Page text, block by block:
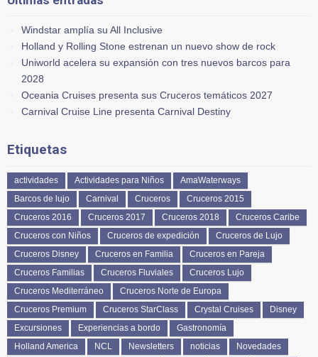
Windstar amplía su All Inclusive
Holland y Rolling Stone estrenan un nuevo show de rock
Uniworld acelera su expansión con tres nuevos barcos para
2028
Oceania Cruises presenta sus Cruceros temáticos 2027
Carnival Cruise Line presenta Carnival Destiny
Etiquetas
actividades Actividades para Niños
AmaWaterways
Barcos de lujo
Carnival Cruceros
Cruceros 2015
Cruceros 2016
Cruceros 2017 Cruceros 2018
Cruceros Caribe
Cruceros con Niños
Cruceros de expedición
Cruceros de Lujo
Cruceros Disney
Cruceros en Familia
Cruceros en Pareja
Cruceros Familias
Cruceros Fluviales
Cruceros Lujo
Cruceros Mediterráneo
Cruceros Norte de Europa
Cruceros Premium
Cruceros StarClass Crystal Cruises
Disney
Excursiones
Experiencias a bordo
Gastronomía
Holland America
NCL Newsletters noticias
Novedades